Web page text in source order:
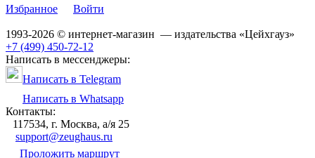
Избранное
Войти
1993-2026 © интернет-магазин — издательства «Цейхгауз»
+7 (499) 450-72-12
Написать в мессенджеры:
Написать в Telegram
Написать в Whatsapp
Контакты:
117534, г. Москва, а/я 25
support@zeughaus.ru
Проложить маршрут